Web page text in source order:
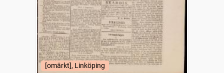
[omärkt], Linköping